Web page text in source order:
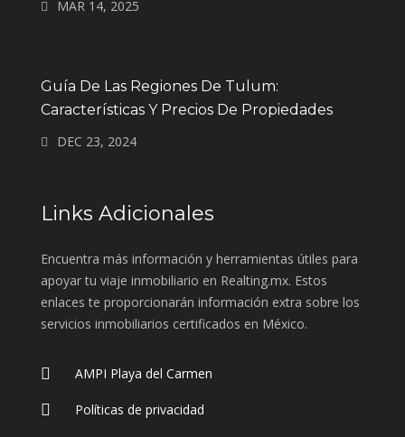
MAR 14, 2025
Guía De Las Regiones De Tulum:
Características Y Precios De Propiedades
DEC 23, 2024
Links Adicionales
Encuentra más información y herramientas útiles para
apoyar tu viaje inmobiliario en Realting.mx. Estos
enlaces te proporcionarán información extra sobre los
servicios inmobiliarios certificados en México.
AMPI Playa del Carmen
Políticas de privacidad